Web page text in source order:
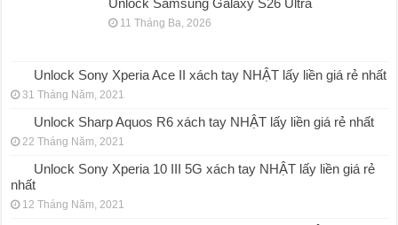
Unlock Samsung Galaxy S26 Ultra
11 Tháng Ba, 2026
Unlock Sony Xperia Ace II xách tay NHẬT lấy liền giá rẻ nhất
31 Tháng Năm, 2021
Unlock Sharp Aquos R6 xách tay NHẬT lấy liền giá rẻ nhất
22 Tháng Năm, 2021
Unlock Sony Xperia 10 III 5G xách tay NHẬT lấy liền giá rẻ
nhất
12 Tháng Năm, 2021